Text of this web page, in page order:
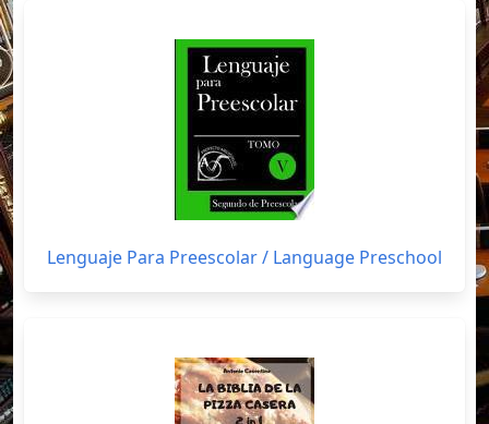
Lenguaje Para Preescolar / Language Preschool